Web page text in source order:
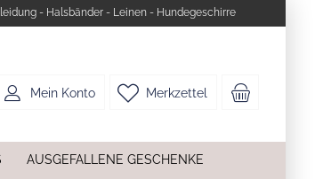
- Halsbänder - Leinen - Hundegeschirre
Merkzettel
Mein Konto
AUSGEFALLENE GESCHENKE